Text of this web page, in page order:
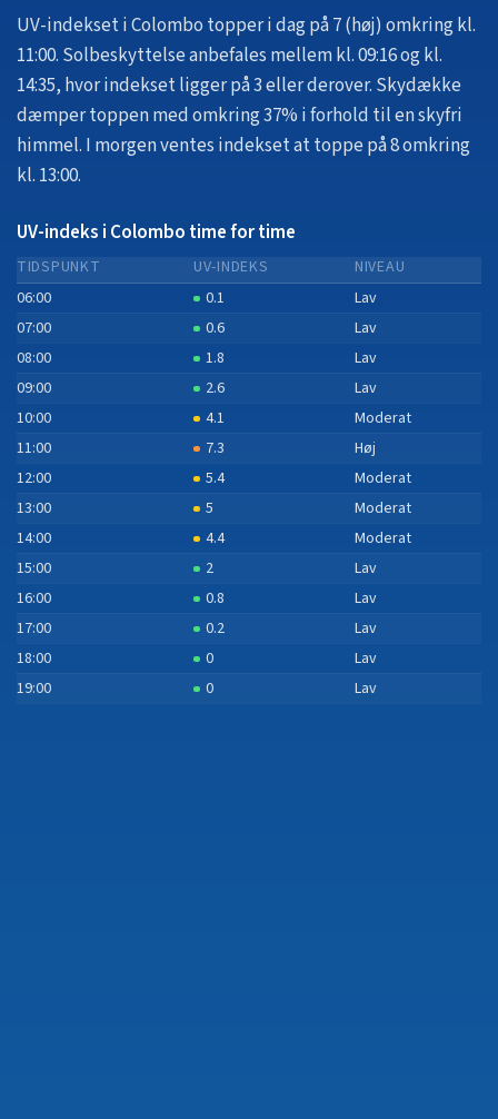
UV-indekset i Colombo topper i dag på 7 (høj) omkring kl.
11:00. Solbeskyttelse anbefales mellem kl. 09:16 og kl.
14:35, hvor indekset ligger på 3 eller derover. Skydække
dæmper toppen med omkring 37% i forhold til en skyfri
himmel. I morgen ventes indekset at toppe på 8 omkring
kl. 13:00.
UV-indeks i Colombo time for time
TIDSPUNKT UV-INDEKS
NIVEAU
06:00
0.1
Lav
07:00
0.6
Lav
08:00
1.8
Lav
09:00
2.6
Lav
10:00
4.1
Moderat
11:00
7.3
Høj
12:00
5.4
Moderat
13:00
5
Moderat
14:00
4.4
Moderat
15:00
2
Lav
16:00
0.8
Lav
17:00
0.2
Lav
18:00
0
Lav
19:00
0 Lav